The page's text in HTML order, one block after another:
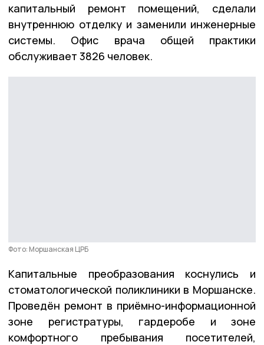
капитальный ремонт помещений, сделали
внутреннюю отделку и заменили инженерные
системы. Офис врача общей практики
обслуживает 3826 человек.
Фото: Моршанская ЦРБ
Капитальные преобразования коснулись и
стоматологической поликлиники в Моршанске.
Проведён ремонт в приёмно-информационной
зоне регистратуры, гардеробе и зоне
комфортного пребывания посетителей,